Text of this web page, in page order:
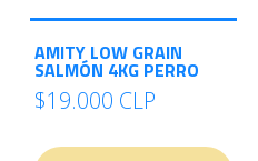
AMITY LOW GRAIN
SALMÓN 4KG PERRO
$19.000 CLP